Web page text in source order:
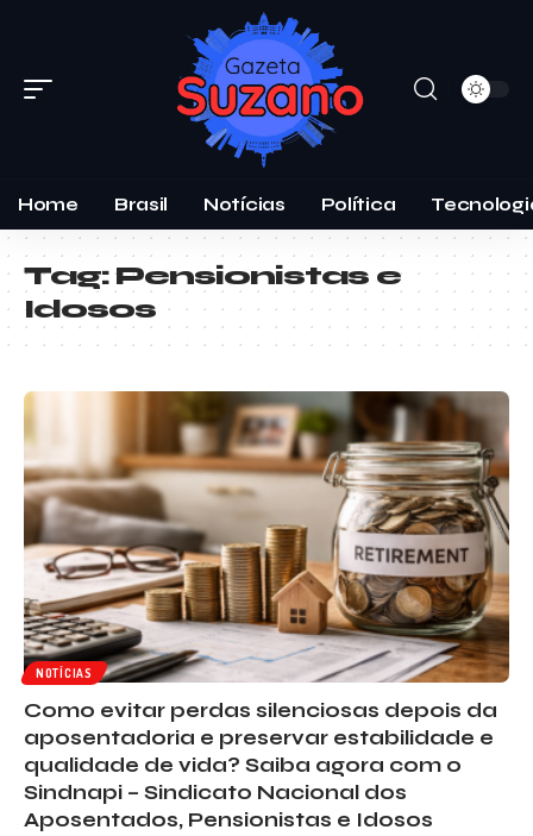
Home Brasil Notícias Política
Tag:Pensionistas e
Idosos
NOTÍCIAS
Como evitar perdas silenciosas depois da
aposentadoria e preservar estabilidade e
qualidade de vida? Saiba agora com o
Sindnapi – Sindicato Nacional dos
Aposentados, Pensionistas e Idosos